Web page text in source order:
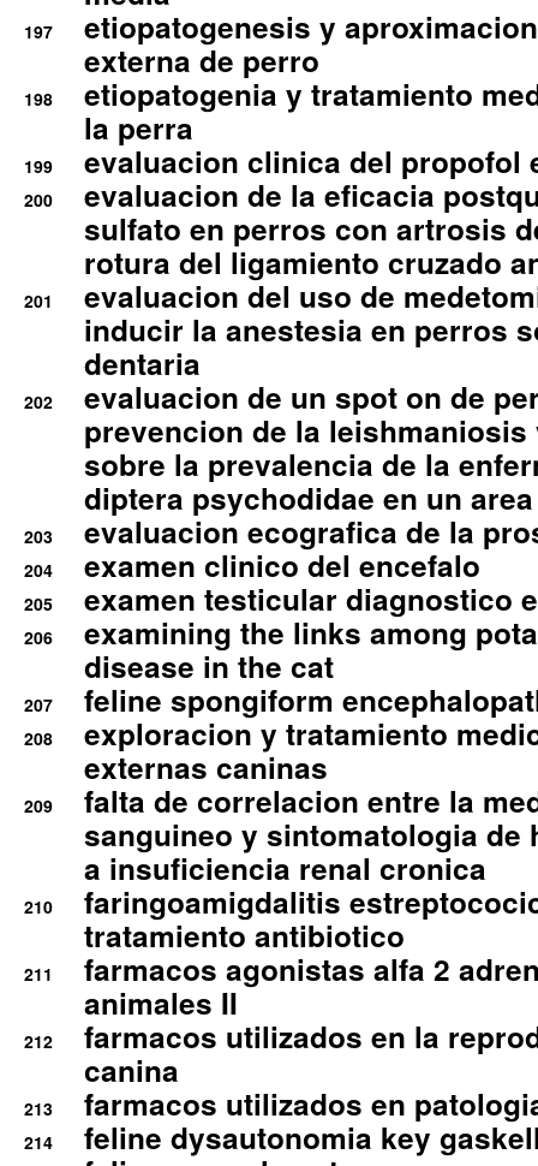
197
etiopatogenesis y
externa de perro
198
etiopatogenia y tratamiento
la perra
199 evaluacion clinica del propofol
200
evaluacion de la eficacia
sulfato en perros con artrosis
rotura del ligamiento cruzado
201
evaluacion del uso de
inducir la anestesia en perros
dentaria
202
evaluacion de un spot on de
prevencion de la
sobre la prevalencia de la
diptera psychodidae en un
203 evaluacion ecografica de la
204 examen clinico del encefalo
205 examen testicular diagnostico
206
examining the links among
disease in the cat
207 feline spongiform
208
exploracion y tratamiento
externas caninas
209
falta de correlacion entre la
sanguineo y sintomatologia de
a insuficiencia renal cronica
210
faringoamigdalitis
tratamiento antibiotico
211
farmacos agonistas alfa 2
animales II
212
farmacos utilizados en la
canina
213 farmacos utilizados en
214 feline dysautonomia key